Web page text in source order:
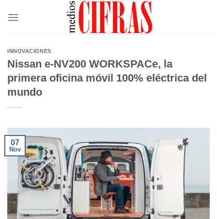
INNOVACIONES
Nissan e-NV200 WORKSPACe, la
primera oficina móvil 100% eléctrica del
mundo
07
Nov